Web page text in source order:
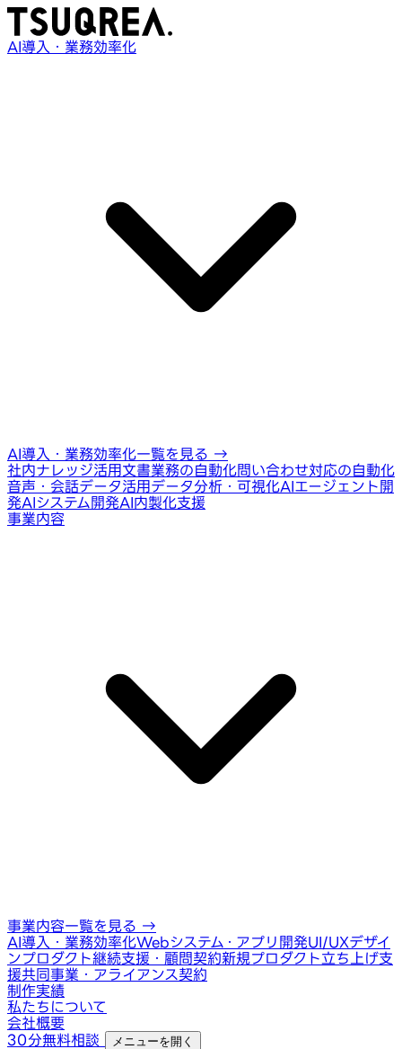
AI導入・業務効率化
AI導入・業務効率化一覧を見る →
社内ナレッジ活用文書業務の自動化問い合わせ対応の自動化
音声・会話データ活用データ分析・可視化AIエージェント開
発AIシステム開発AI内製化支援
事業内容
事業内容一覧を見る →
AI導入・業務効率化Webシステム・アプリ開発UI/UXデザイ
ンプロダクト継続支援・顧問契約新規プロダクト立ち上げ支
援共同事業・アライアンス契約
制作実績
私たちについて
会社概要
30分無料相談
メニューを開く